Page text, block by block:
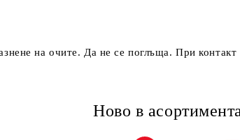
на очите. Да не се поглъща. При контакт
Ново в асортимента